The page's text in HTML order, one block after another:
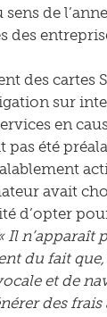
de
des
des cartes
sur
en
pas été
avait
d’opter
Il n’apparaît
du fait
et de
des